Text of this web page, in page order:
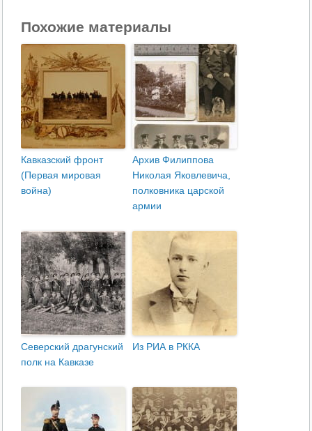
Похожие материалы
Кавказский фронт
(Первая мировая
война)
Архив Филиппова
Николая Яковлевича,
полковника царской
армии
Северский драгунский
полк на Кавказе
Из РИА в РККА